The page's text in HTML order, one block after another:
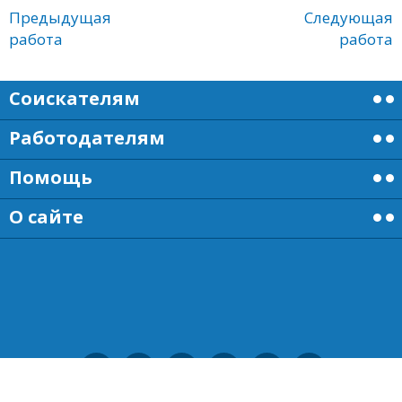
Предыдущая
работа
Следующая
работа
Соискателям
Работодателям
Помощь
О сайте